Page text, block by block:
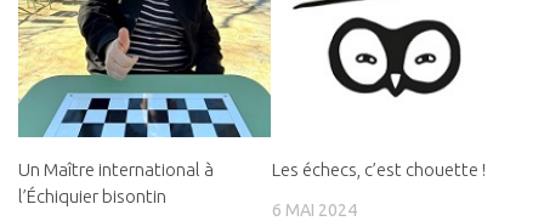
Un Maître international à
l’Échiquier bisontin
Les échecs, c’est chouette !
6 MAI 2024